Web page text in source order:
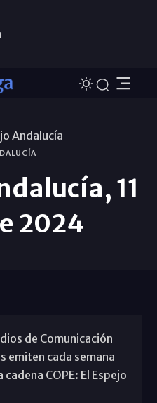
Andalucía
11
2024
de Comunicación
emiten cada semana
COPE: El Espejo